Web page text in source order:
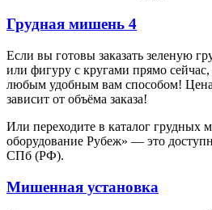
Грудная мишень 4
Если вы готовы заказать зеленую
или фигуру с кругами прямо
любым удобным вам способом!
зависит от объёма заказа!
Или переходите в каталог
оборудование Рубеж» — это
СПб (РФ).
Мишенная установка